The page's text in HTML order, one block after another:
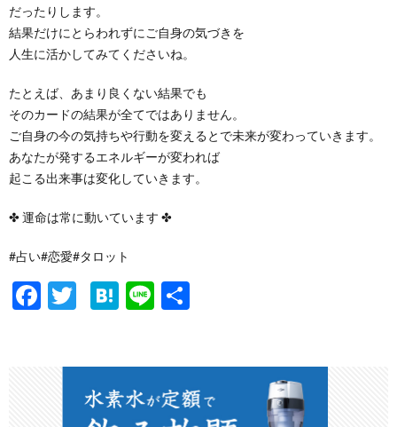
だったりします。
結果だけにとらわれずにご自身の気づきを
人生に活かしてみてくださいね。
たとえば、あまり良くない結果でも
そのカードの結果が全てではありません。
ご自身の今の気持ちや行動を変えるとで未来が変わっていきます。
あなたが発するエネルギーが変われば
起こる出来事は変化していきます。
✤ 運命は常に動いています ✤
#占い#恋愛#タロット
F
T
er
H
n
a
Li